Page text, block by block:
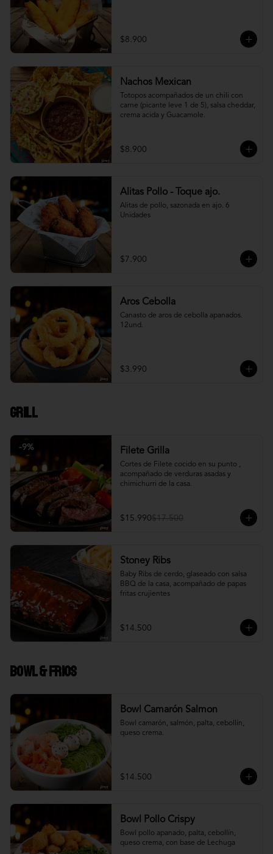
$8.900
Nachos Mexican
Totopos acompañados de un chili con
carne (picante leve 1 de 5), salsa cheddar,
crema acida y Guacamole.
$8.900
Alitas Pollo - Toque ajo.
Alitas de pollo, sazonada en ajo. 6
Unidades
$7.900
Aros Cebolla
Canasto de aros de cebolla apanados.
12und.
$3.990
Grill
-9% Filete Grilla
Cortes de Filete cocido en su punto ,
acompañado de verduras asadas y
chimichurri de la casa.
$15.990$17.500
Stoney Ribs
Baby Ribs de cerdo, glaseado con salsa
BBQ de la casa, acompañado de papas
fritas crujientes
$14.500
Bowl & frios
Bowl Camarón Salmon
Bowl camarón, salmón, palta, cebollín,
queso crema.
$14.500
Bowl Pollo Crispy
Bowl pollo apanado, palta, cebollín,
queso crema, con base de Lechuga